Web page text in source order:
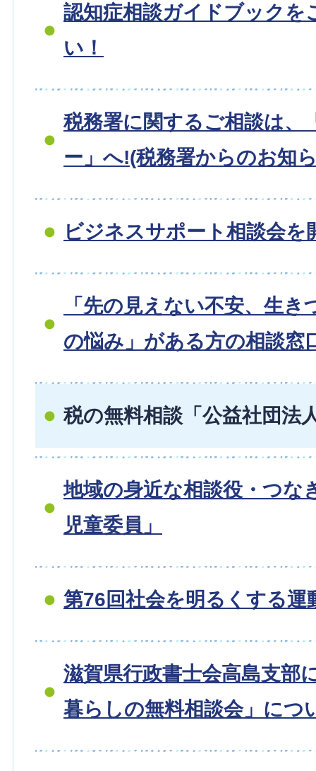
認知症相談ガイドブックを
い！
税務署に関するご相談は、
ー」へ!(税務署からのお知
ビジネスサポート相談会を
「先の見えない不安、生
の悩み」がある方の相談窓
税の無料相談「公益社団法
地域の身近な相談役・つな
児童委員」
第76回社会を明るくする運
滋賀県行政書士会高島支部
暮らしの無料相談会」につ